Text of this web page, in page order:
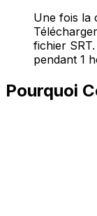
Une fois la
fichier
pendant 1
Pourquoi